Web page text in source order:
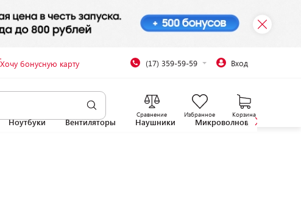
Хочу бонусную карту (17) 359-59-59 Вход
Сравнение Избранное Корзина
Ноутбуки Вентиляторы Наушники Микроволновые печи